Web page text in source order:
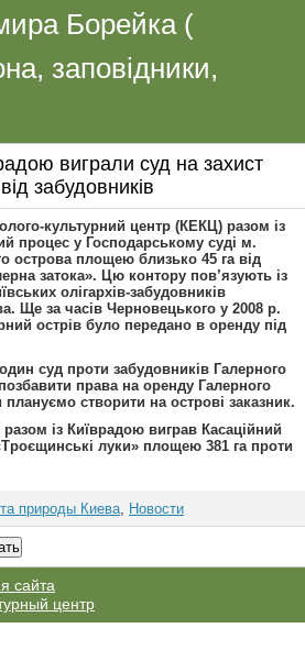
Борейка (
заповідники,
виграли суд на захист
забудовників
культурний центр (КЕКЦ) разом із
процес у Господарському суді м.
острова площею близько 45 га від
затока». Цю контору пов’язують із
олігархів-забудовників
Ще за часів Черновецького у 2008 р.
острів було передано в оренду під
суд проти забудовників Галерного
права на оренду Галерного
створити на острові заказник.
із Київрадою виграв Касаційний
луки» площею 381 га проти
природы Киева, Новости
сайта
центр